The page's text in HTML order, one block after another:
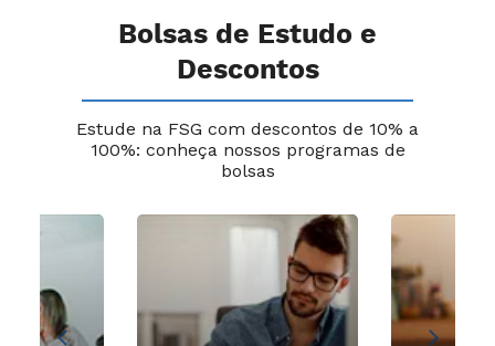
Bolsas de Estudo e
Descontos
Estude na FSG com descontos de 10% a
100%: conheça nossos programas de
bolsas